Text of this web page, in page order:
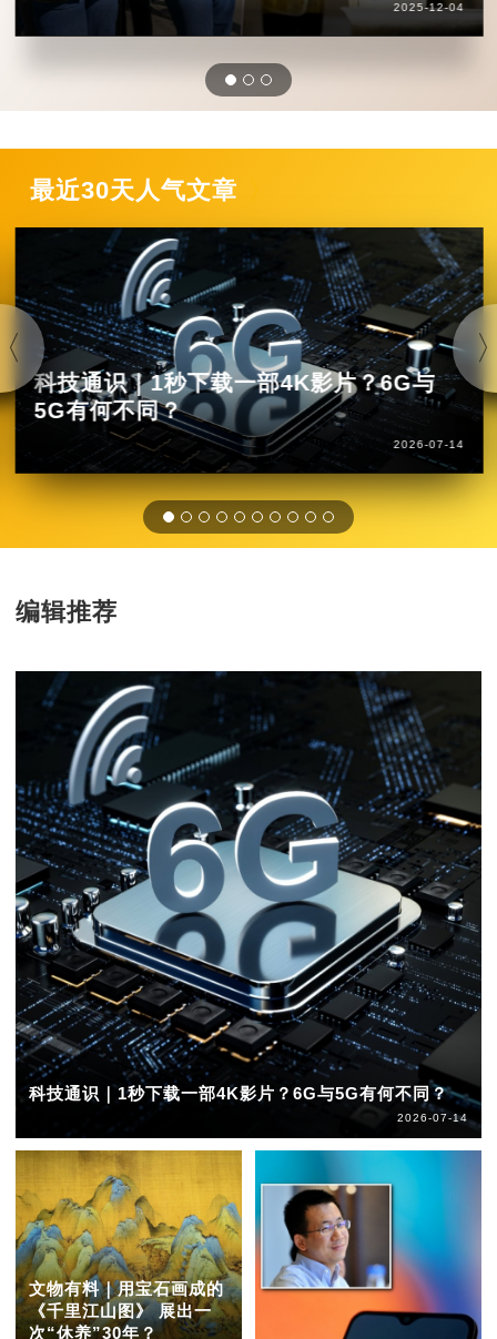
2025-12-04
最近30天人气文章
科技通识｜1秒下载一部4K影片？6G与
5G有何不同？
2026-07-14
编辑推荐
科技通识｜1秒下载一部4K影片？6G与5G有何不同？
2026-07-14
文物有料｜用宝石画成的
《千里江山图》 展出一
次“休养”30年？